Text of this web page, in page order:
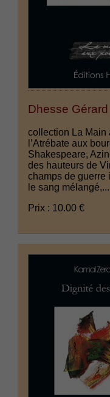
Dhesse
collection La Main
l’Atrébate aux
Shakespeare,
des hauteurs de
champs de guerre
le sang mélangé,...
Prix : 10.00 €